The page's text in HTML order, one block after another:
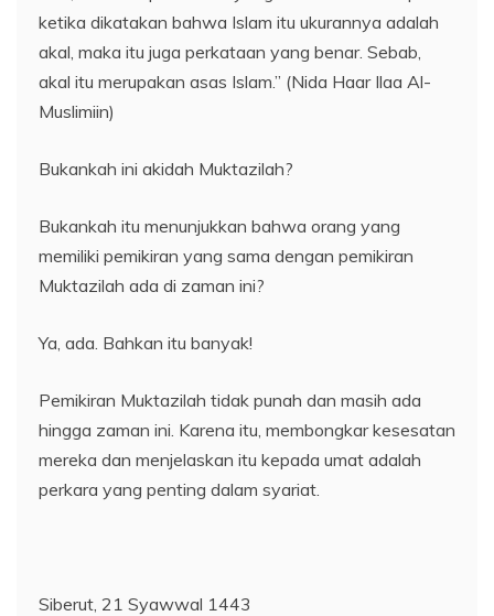
ketika dikatakan bahwa Islam itu ukurannya adalah
akal, maka itu juga perkataan yang benar. Sebab,
akal itu merupakan asas Islam.” (Nida Haar Ilaa Al-
Muslimiin)
Bukankah ini akidah Muktazilah?
Bukankah itu menunjukkan bahwa orang yang
memiliki pemikiran yang sama dengan pemikiran
Muktazilah ada di zaman ini?
Ya, ada. Bahkan itu banyak!
Pemikiran Muktazilah tidak punah dan masih ada
hingga zaman ini. Karena itu, membongkar kesesatan
mereka dan menjelaskan itu kepada umat adalah
perkara yang penting dalam syariat.
Siberut, 21 Syawwal 1443